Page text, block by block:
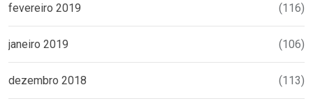
fevereiro 2019 (116)
janeiro 2019 (106)
dezembro 2018 (113)